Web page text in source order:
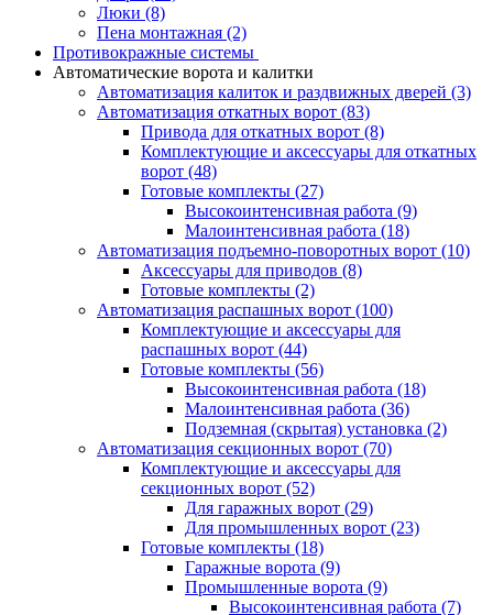
Люки (8)
Пена монтажная (2)
Противокражные системы
Автоматические ворота и калитки
Автоматизация калиток и раздвижных дверей (3)
Автоматизация откатных ворот (83)
Привода для откатных ворот (8)
Комплектующие и аксессуары для откатных
ворот (48)
Готовые комплекты (27)
Высокоинтенсивная работа (9)
Малоинтенсивная работа (18)
Автоматизация подъемно-поворотных ворот (10)
Аксессуары для приводов (8)
Готовые комплекты (2)
Автоматизация распашных ворот (100)
Комплектующие и аксессуары для
распашных ворот (44)
Готовые комплекты (56)
Высокоинтенсивная работа (18)
Малоинтенсивная работа (36)
Подземная (скрытая) установка (2)
Автоматизация секционных ворот (70)
Комплектующие и аксессуары для
секционных ворот (52)
Для гаражных ворот (29)
Для промышленных ворот (23)
Готовые комплекты (18)
Гаражные ворота (9)
Промышленные ворота (9)
Высокоинтенсивная работа (7)